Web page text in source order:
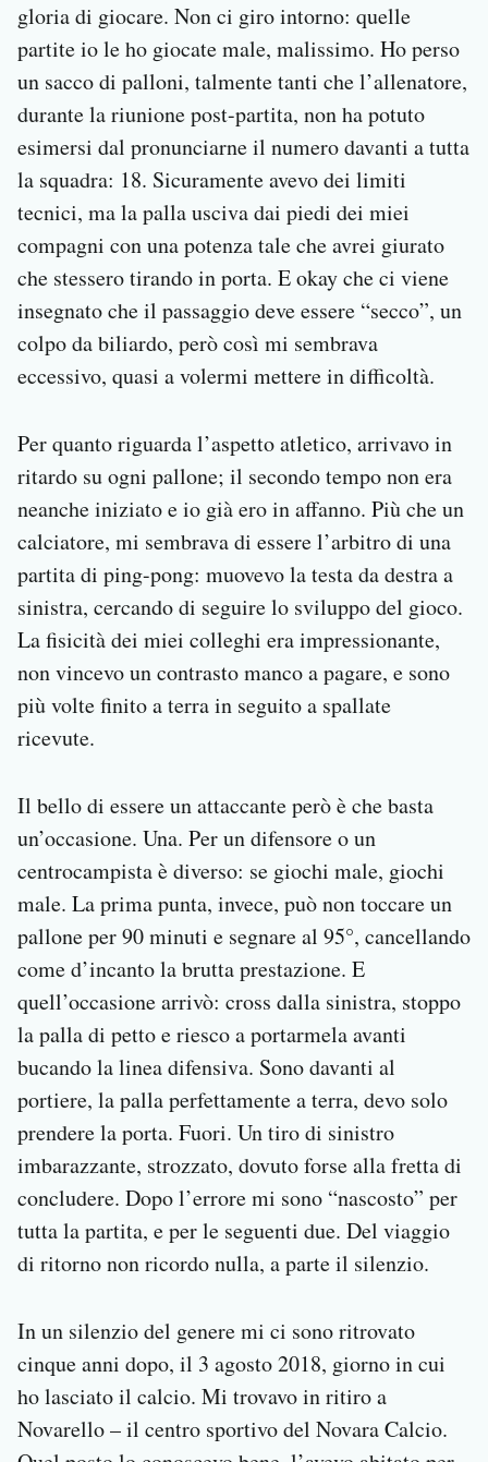
gloria di giocare. Non ci giro intorno: quelle
partite io le ho giocate male, malissimo. Ho perso
un sacco di palloni, talmente tanti che l’allenatore,
durante la riunione post-partita, non ha potuto
esimersi dal pronunciarne il numero davanti a tutta
la squadra: 18. Sicuramente avevo dei limiti
tecnici, ma la palla usciva dai piedi dei miei
compagni con una potenza tale che avrei giurato
che stessero tirando in porta. E okay che ci viene
insegnato che il passaggio deve essere “secco”, un
colpo da biliardo, però così mi sembrava
eccessivo, quasi a volermi mettere in difficoltà.
Per quanto riguarda l’aspetto atletico, arrivavo in
ritardo su ogni pallone; il secondo tempo non era
neanche iniziato e io già ero in affanno. Più che un
calciatore, mi sembrava di essere l’arbitro di una
partita di ping-pong: muovevo la testa da destra a
sinistra, cercando di seguire lo sviluppo del gioco.
La fisicità dei miei colleghi era impressionante,
non vincevo un contrasto manco a pagare, e sono
più volte finito a terra in seguito a spallate
ricevute.
Il bello di essere un attaccante però è che basta
un’occasione. Una. Per un difensore o un
centrocampista è diverso: se giochi male, giochi
male. La prima punta, invece, può non toccare un
pallone per 90 minuti e segnare al 95°, cancellando
come d’incanto la brutta prestazione. E
quell’occasione arrivò: cross dalla sinistra, stoppo
la palla di petto e riesco a portarmela avanti
bucando la linea difensiva. Sono davanti al
portiere, la palla perfettamente a terra, devo solo
prendere la porta. Fuori. Un tiro di sinistro
imbarazzante, strozzato, dovuto forse alla fretta di
concludere. Dopo l’errore mi sono “nascosto” per
tutta la partita, e per le seguenti due. Del viaggio
di ritorno non ricordo nulla, a parte il silenzio.
In un silenzio del genere mi ci sono ritrovato
cinque anni dopo, il 3 agosto 2018, giorno in cui
ho lasciato il calcio. Mi trovavo in ritiro a
Novarello – il centro sportivo del Novara Calcio.